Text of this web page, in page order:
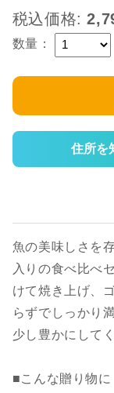
税込価格:
数量：
住所を
魚の美味しさを
入りの食べ比べ
けて焼き上げ、
らずでしっかり
少し豊かにして
■こんな贈り物に